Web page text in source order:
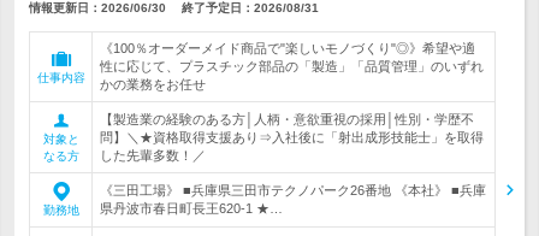
情報更新日：2026/06/30 終了予定日： 2026/08/31
仕事内容
《100％オーダーメイド商品で"楽しいモノづくり"◎》希望や適
性に応じて、プラスチック部品の「製造」「品質管理」のいずれ
かの業務をお任せ
対象と
なる方
【製造業の経験のある方│人柄・意欲重視の採用│性別・学歴不
問】＼★資格取得支援あり⇒入社後に「射出成形技能士」を取得
した先輩多数！／
勤務地
《三田工場》 ■兵庫県三田市テクノパーク26番地 《本社》 ■兵庫
県丹波市春日町長王620-1 ★…